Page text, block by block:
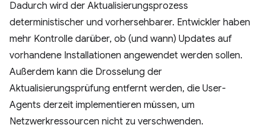
Dadurch wird der Aktualisierungsprozess
deterministischer und vorhersehbarer. Entwickler haben
mehr Kontrolle darüber, ob (und wann) Updates auf
vorhandene Installationen angewendet werden sollen.
Außerdem kann die Drosselung der
Aktualisierungsprüfung entfernt werden, die User-
Agents derzeit implementieren müssen, um
Netzwerkressourcen nicht zu verschwenden.